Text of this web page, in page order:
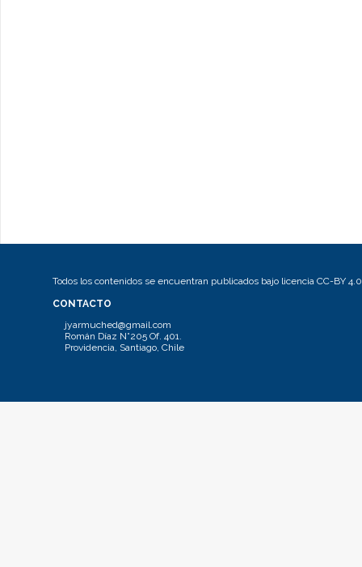
Todos los contenidos se encuentran publicados bajo licencia CC-BY 4.0
CONTACTO
jyarmuched@gmail.com
Román Díaz N°205 Of. 401.
Providencia, Santiago, Chile